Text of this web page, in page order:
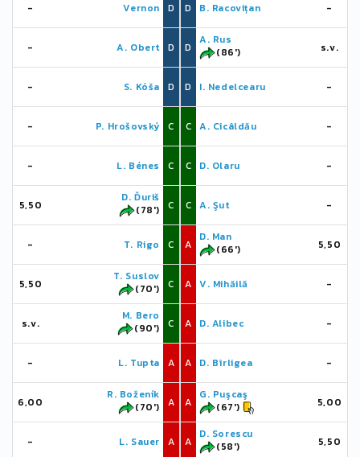
- Vernon D
- A. Obert D
- S. Kóša D
- P. Hrošovský C
- L. Bénes C
5,50
D. Ďuriš
(78')
C
- T. Rigo C
5,50
T. Suslov
(70')
C
s.v.
M. Bero
(90')
C
- L. Tupta A
6,00
R. Boženík
(70')
A
- L. Sauer A
D B. Racovițan -
D
A. Rus
(86')
s.v.
D I. Nedelcearu -
C A. Cicâldău -
C D. Olaru -
C A. Şut -
A
D. Man
(66')
5,50
A V. Mihăilă -
A D. Alibec -
A D. Bîrligea -
A
G. Puşcaş
(67')
5,00
A
D. Sorescu
(58')
5,50